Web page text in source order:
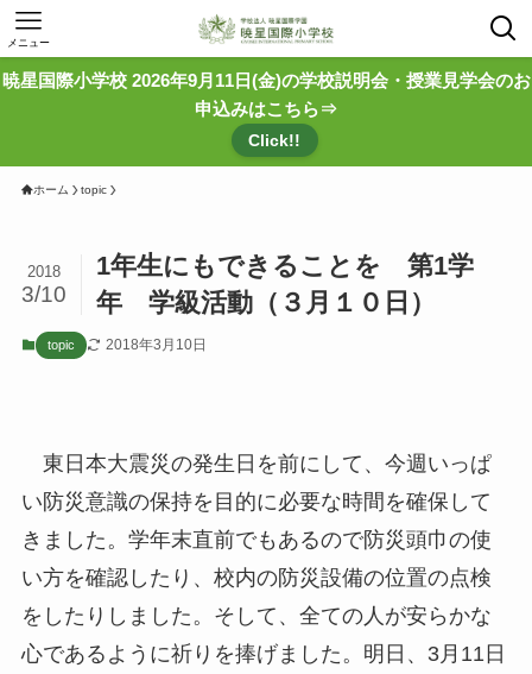
メニュー
暁星国際小学校 2026年9月11日(金)の学校説明会・授業見学会のお
申込みはこちら⇒
Click!!
ホーム topic
1年生にもできることを 第1学
年 学級活動（３月１０日）
2018
3/10
topic 2018年3月10日
東日本大震災の発生日を前にして、今週いっぱ
い防災意識の保持を目的に必要な時間を確保して
きました。学年末直前でもあるので防災頭巾の使
い方を確認したり、校内の防災設備の位置の点検
をしたりしました。そして、全ての人が安らかな
心であるように祈りを捧げました。明日、3月11日